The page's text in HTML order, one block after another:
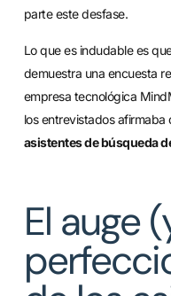
parte este desfase.
Lo que es indudable es
demuestra una encuesta
empresa tecnológica
los entrevistados afirmaba
asistentes de búsqueda
El auge